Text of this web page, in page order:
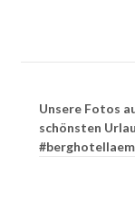
Unsere Fotos
schönsten